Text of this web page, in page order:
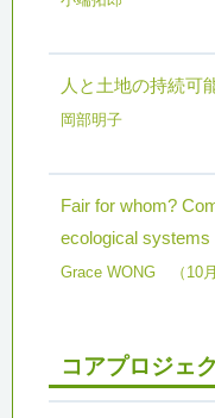
人と土地の持続可
岡部明子
Fair for whom?
ecological systems
Grace WONG （10
コアプロジェ